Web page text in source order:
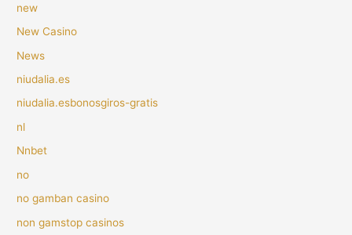
new
New Casino
News
niudalia.es
niudalia.esbonosgiros-gratis
nl
Nnbet
no
no gamban casino
non gamstop casinos